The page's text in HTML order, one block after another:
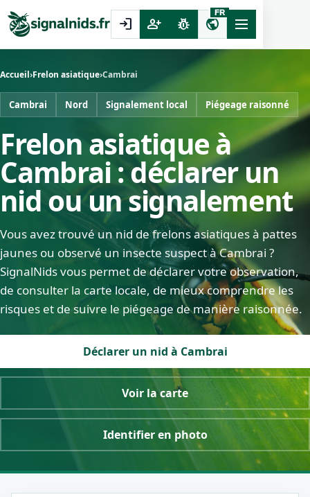
login person_add pest_control public
FR
Accueil›Frelon asiatique›Cambrai
Cambrai Nord Signalement local Piégeage raisonné
Frelon asiatique à
Cambrai : déclarer un
nid ou un signalement
Vous avez trouvé un nid de frelons asiatiques à pattes
jaunes ou observé un insecte suspect à Cambrai ?
SignalNids vous permet de déclarer votre observation,
de consulter la carte locale, de mieux comprendre les
risques et de suivre le piégeage de manière raisonnée.
Déclarer un nid à Cambrai
Voir la carte
Identifier en photo